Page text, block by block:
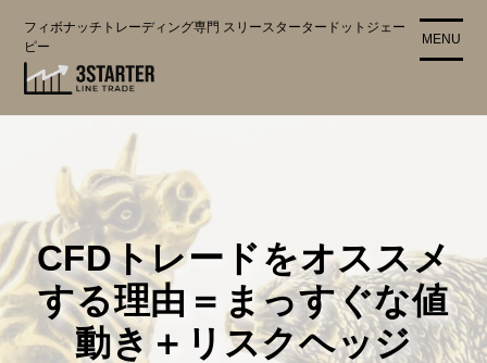
プ
フィボナッチトレーディング専門 スリースタータードットジェー
ピー
MENU
CFDトレードをオススメ
する理由＝まっすぐな値
動き＋リスクヘッジ